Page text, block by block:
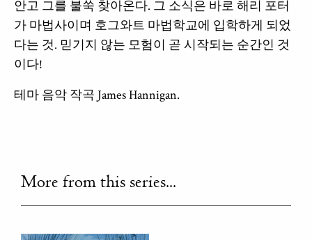
안고 그를 불쑥 찾아온다. 그 소식은 바로 해리 포터
가 마법사이며 호그와트 마법학교에 입학하게 되었
다는 것. 믿기지 않는 모험이 곧 시작되는 순간인 것
이다!
테마 음악 작곡 James Hannigan.
More from this series...